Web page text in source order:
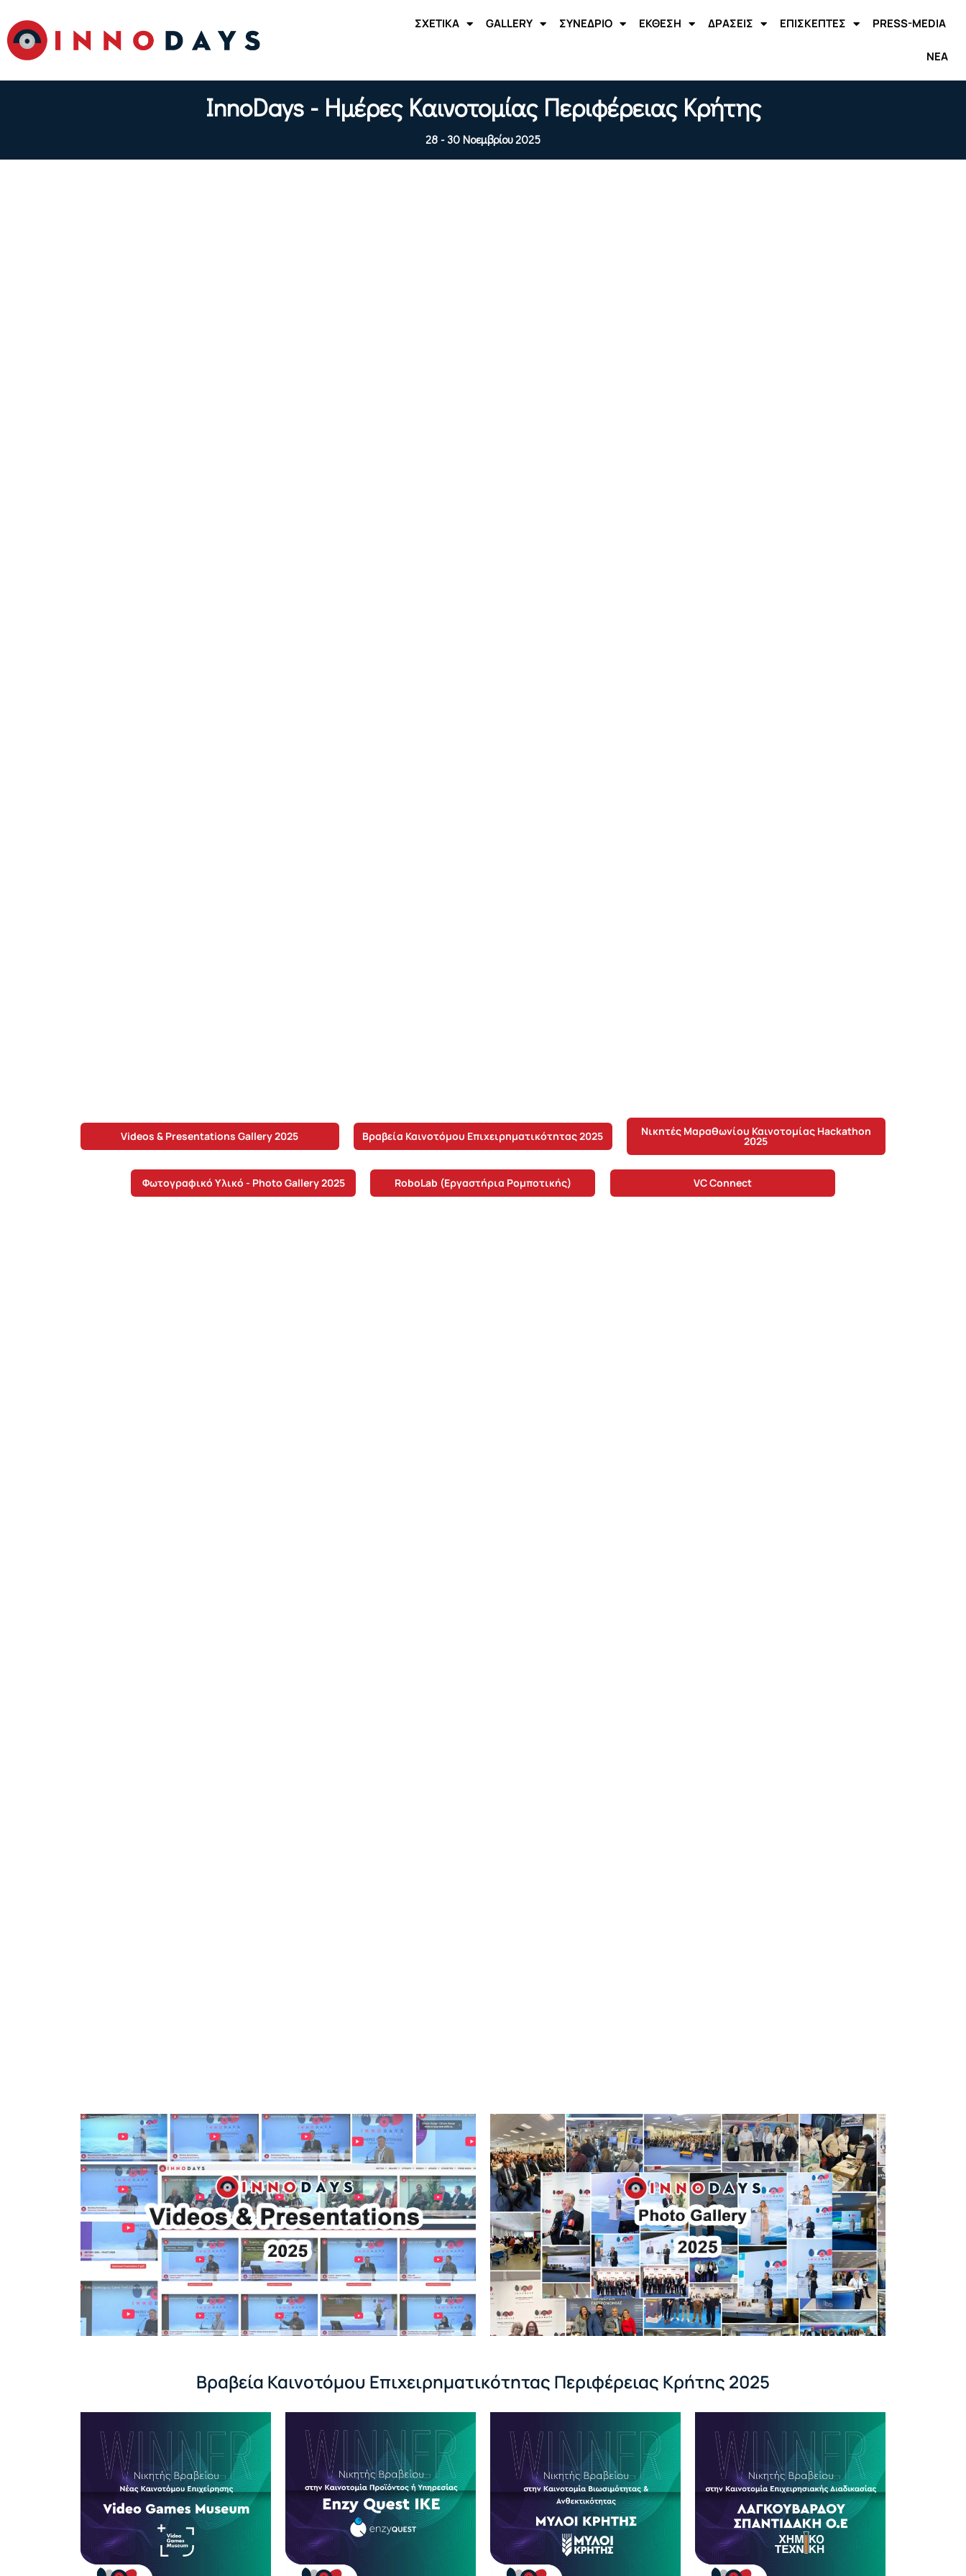
ΣΧΕΤΙΚΑ GALLERY ΣΥΝΕΔΡΙΟ ΕΚΘΕΣΗ ΔΡΑΣΕΙΣ ΕΠΙΣΚΕΠΤΕΣ PRESS-MEDIA
ΝΕΑ
InnoDays - Ημέρες Καινοτομίας Περιφέρειας Κρήτης
28 - 30 Νοεμβρίου 2025
Videos & Presentations Gallery 2025 Βραβεία Καινοτόμου Επιχειρηματικότητας 2025 Νικητές Μαραθωνίου Καινοτομίας Hackathon
2025
Φωτογραφικό Υλικό - Photo Gallery 2025 RoboLab (Εργαστήρια Ρομποτικής) VC Connect
Βραβεία Καινοτόμου Επιχειρηματικότητας Περιφέρειας Κρήτης 2025